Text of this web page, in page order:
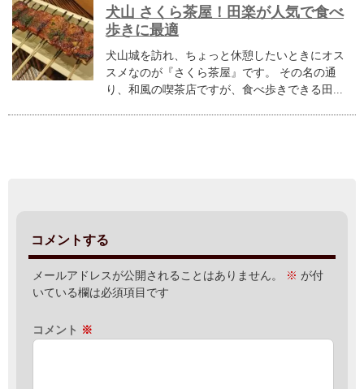
犬山 さくら茶屋！田楽が人気で食べ
歩きに最適
犬山城を訪れ、ちょっと休憩したいときにオス
スメなのが『さくら茶屋』です。 その名の通
り、和風の喫茶店ですが、食べ歩きできる田...
コメントする
メールアドレスが公開されることはありません。 ※ が付
いている欄は必須項目です
コメント ※